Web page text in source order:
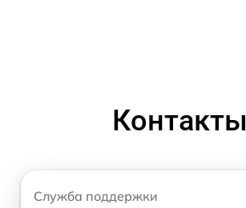
Контакты
Служба поддержки